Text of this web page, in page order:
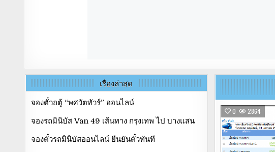
0 2864
เรื่องล่าสุด
จองตั๋วถตู้ “พศวัตทัวร์” ออนไลน์
จองรถมินิบัส Van 49 เส้นทาง กรุงเทพ ไป บางแสน
จองตั๋วรถมินิบัสออนไลน์ ยืนยันตั๋วทันที